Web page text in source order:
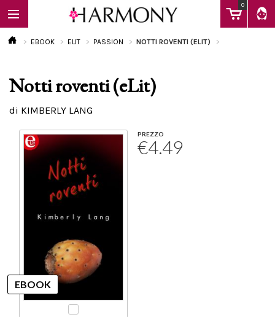
0
EBOOK
EBOOK ELIT PASSION NOTTI ROVENTI (ELIT)
Notti roventi (eLit)
di KIMBERLY LANG
PREZZO
€4.49